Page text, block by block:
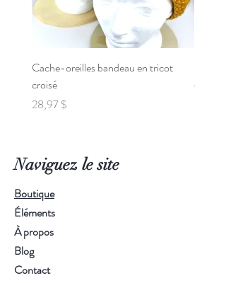
Cache-oreilles bandeau en tricot
croisé
Prix
28,97 $
Prix
95,00 $
Naviguez le site
Boutique
Éléments
À propos
Blog
Contact